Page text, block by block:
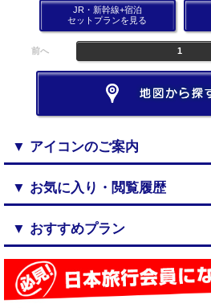
JR・新幹線+宿泊
セットプランを見る
前へ 1
▼ アイコンのご案内
▼ お気に入り・閲覧履歴
▼ おすすめプラン